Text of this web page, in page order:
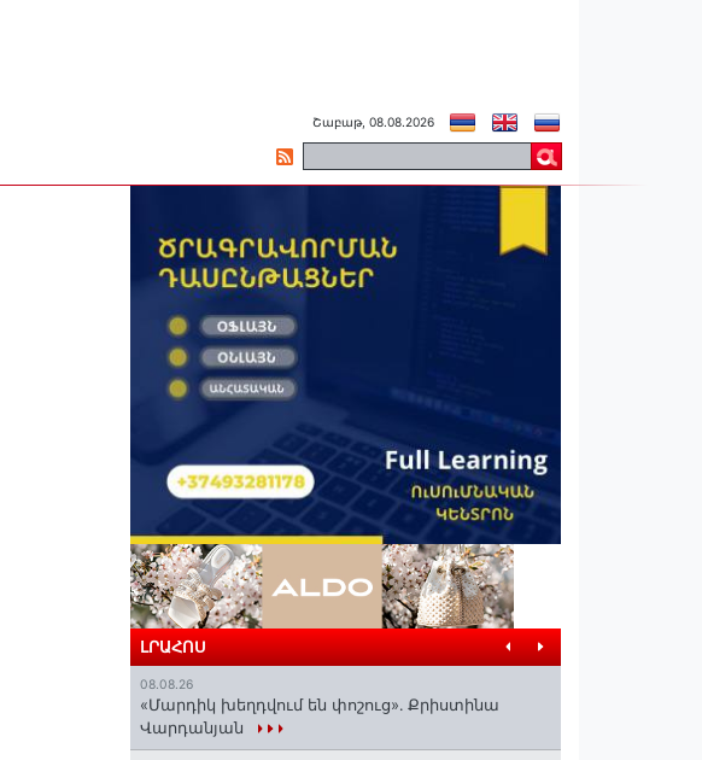
Շաբաթ, 08.08.2026
ԼՐԱՀՈՍ
08.08.26
«Մարդիկ խեղդվում են փոշուց»․ Քրիստինա
Վարդանյան